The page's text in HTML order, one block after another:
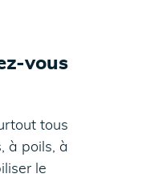
vous
tous
à poils, à
le